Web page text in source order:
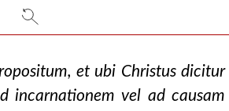
et ubi Christus dicitur
incarnationem vel ad causam